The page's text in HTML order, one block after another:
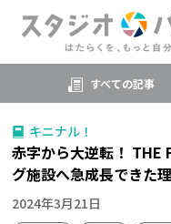
すべての記事
キニナル！
赤字から大逆転！ THE
グ施設へ急成長できた
2024年3月21日